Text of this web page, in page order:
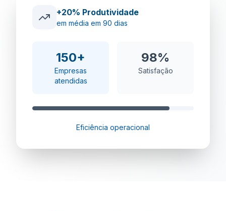
+20% Produtividade
em média em 90 dias
150+
Empresas
atendidas
98%
Satisfação
Eficiência operacional